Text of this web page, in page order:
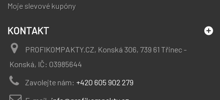
Moje slevové kupóny
KONTAKT
PROFIKOMPAKTY.CZ, Konská 306, 739 61 Třinec -
Konská, IČ: 03985644
Zavolejte nám: +420 605 902 279